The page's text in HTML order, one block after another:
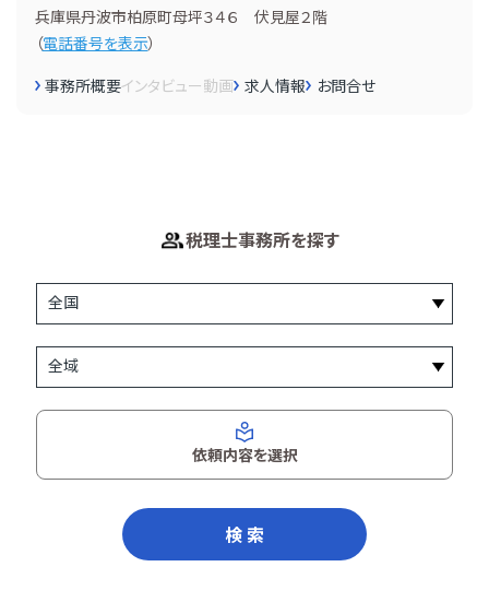
兵庫県丹波市柏原町母坪３４６ 伏見屋２階
（電話番号を表示）
事務所概要インタビュー動画 求人情報 お問合せ
税理士事務所を探す
依頼内容を選択
検 索